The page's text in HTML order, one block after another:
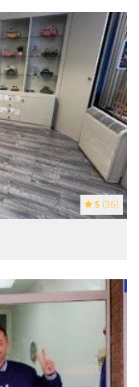
5 (36)